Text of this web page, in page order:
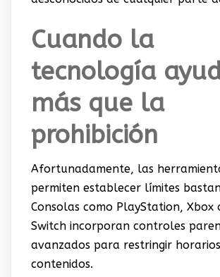
Cuando la
tecnología
más que la
prohibición
Afortunadamente, las
permiten establecer límites
Consolas como PlayStation, Xbox
Switch incorporan controles
avanzados para restringir
contenidos.